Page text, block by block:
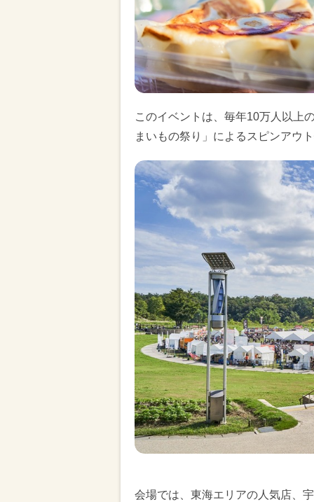
このイベントは、毎年10万人以上
まいもの祭り」によるスピンアウ
会場では、東海エリアの人気店、